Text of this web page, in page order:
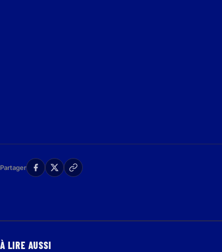
Partager
À LIRE AUSSI